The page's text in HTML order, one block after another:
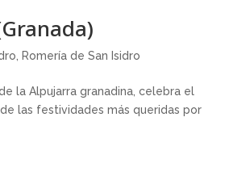
Romería de San Isidro
la Alpujarra granadina, celebra el
las festividades más queridas por